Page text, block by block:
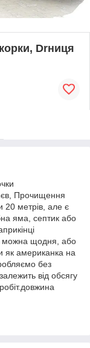
Drниця
Прочищення
20 метрів, але є
яма, септик або
можна щодня, або
як американка на
без
від обсягу